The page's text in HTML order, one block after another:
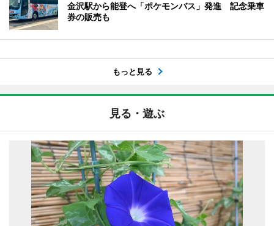
金沢駅から能登へ「ポケモンバス」発進 記念乗車
券の販売も
もっと見る
見る・遊ぶ